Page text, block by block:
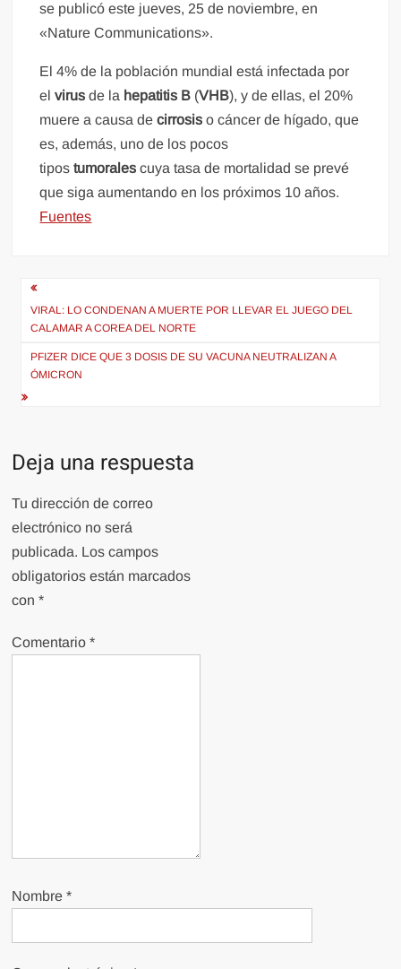
se publicó este jueves, 25 de noviembre, en
«Nature Communications».
El 4% de la población mundial está infectada por
elvirusde la hepatitis B (VHB), y de ellas, el 20%
muere a causa decirrosis o cáncer de hígado, que
es, además, uno de los pocos
tipostumorales cuya tasa de mortalidad se prevé
que siga aumentando en los próximos 10 años.
Fuentes
Navegación
de
entradas
VIRAL: LO CONDENAN A MUERTE POR LLEVAR EL JUEGO DEL
CALAMAR A COREA DEL NORTE
PFIZER DICE QUE 3 DOSIS DE SU VACUNA NEUTRALIZAN A
ÓMICRON
Deja una respuesta
Tu dirección de correo
electrónico no será
publicada. Los campos
obligatorios están marcados
con*
Comentario*
Nombre*